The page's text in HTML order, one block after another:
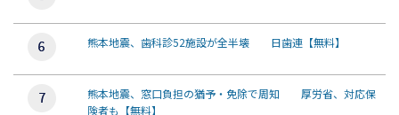
熊本地震、歯科診52施設が全半壊 日歯連【無料】
熊本地震、窓口負担の猶予・免除で周知 厚労省、対応保
険者も【無料】